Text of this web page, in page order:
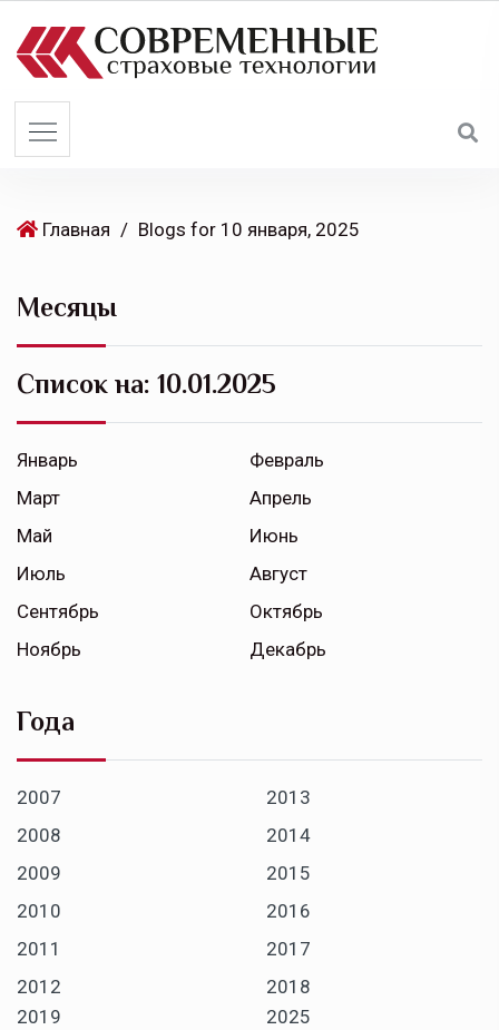
Главная / Blogs for 10 января, 2025
Месяцы
Список на: 10.01.2025
Январь
Февраль
Март
Апрель
Май
Июнь
Июль
Август
Сентябрь
Октябрь
Ноябрь
Декабрь
Года
2007
2008
2009
2010
2011
2012
2013
2014
2015
2016
2017
2018
2019
2025